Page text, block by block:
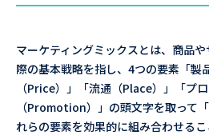
マーケティングミックスとは、商品
際の基本戦略を指し、4つの要素「
（Price）」「流通（Place）」「プ
（Promotion）」の頭文字を取って
れらの要素を効果的に組み合わせる